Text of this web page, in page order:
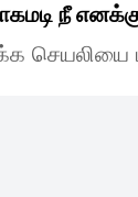
நீ
செயலியை